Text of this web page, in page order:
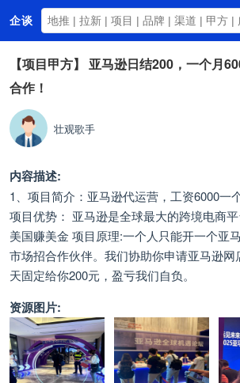
企谈
首页
商务资源
资讯动态
关于我们
【项目甲方】 亚马逊日结200，一个月
合作！
壮观歌手
内容描述:
1、项目简介：亚马逊代运营，工资6000一
项目优势： 亚马逊是全球最大的跨境电商
美国赚美金 项目原理:一个人只能开一个亚
市场招合作伙伴。我们协助你申请亚马逊
天固定给你200元，盈亏我们自负。
资源图片: